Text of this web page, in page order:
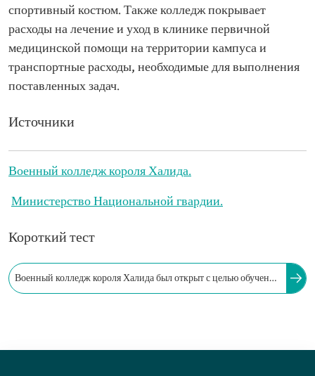
спортивный костюм. Также колледж покрывает
расходы на лечение и уход в клинике первичной
медицинской помощи на территории кампуса и
транспортные расходы, необходимые для выполнения
поставленных задач.
Источники
Военный колледж короля Халида.
Министерство Национальной гвардии.
Короткий тест
Военный колледж короля Халида был открыт с целью обучения